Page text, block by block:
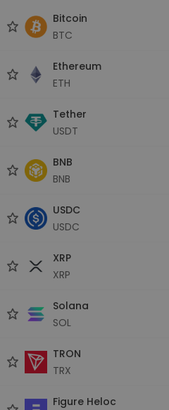
Bitcoin
BTC
Ethereum
ETH
Tether
USDT
BNB
BNB
USDC
USDC
XRP
XRP
Solana
SOL
TRON
TRX
Figure Heloc